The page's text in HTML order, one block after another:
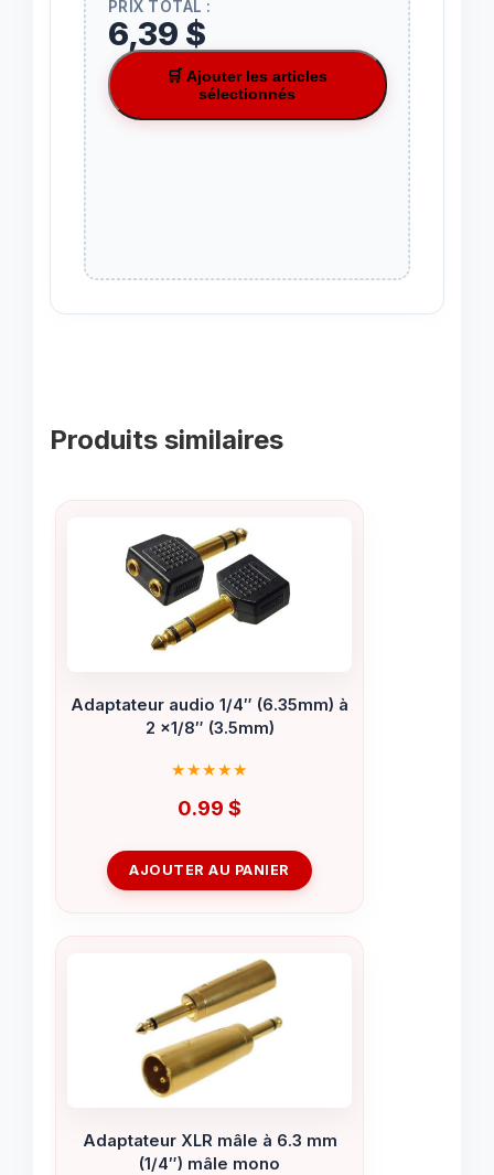
PRIX TOTAL :
6,39 $
🛒 Ajouter les articles
sélectionnés
Produits similaires
Adaptateur audio 1/4″ (6.35mm) à
2 x1/8″ (3.5mm)
0.99 $
AJOUTER AU PANIER
Adaptateur XLR mâle à 6.3 mm
(1/4″) mâle mono